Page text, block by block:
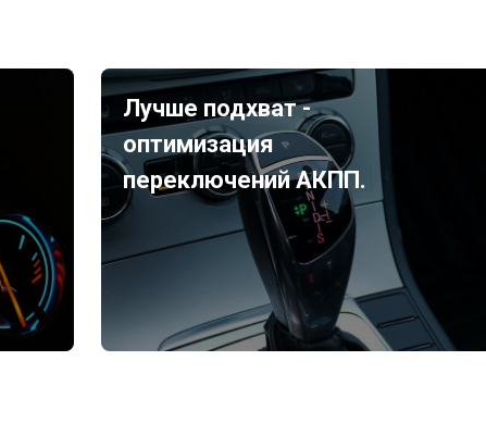
Лучше подхват -
оптимизация
переключений АКПП.